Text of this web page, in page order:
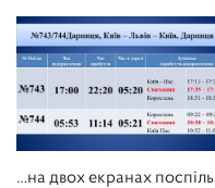
…на двох екранах поспіль